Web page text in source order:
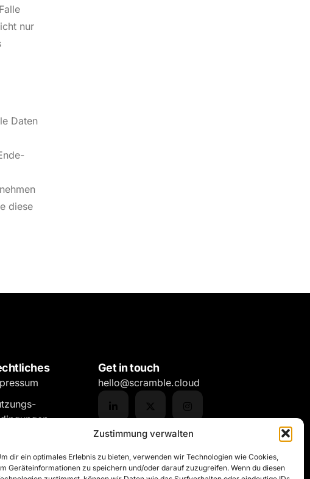
Zustimmung verwalten
dir ein optimales Erlebnis zu bieten, verwenden wir Technologien wie Cookies,
Geräteinformationen zu speichern und/oder darauf zuzugreifen. Wenn du diesen
nur
Daten
diese
Get in touch
hello@scramble.cloud